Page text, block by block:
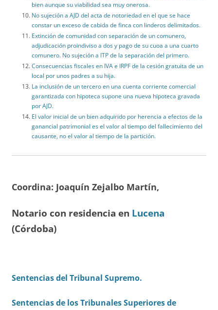
bien aunque su viabilidad sea muy onerosa.
No sujeción a AJD del acta de notoriedad en el que se hace
constar un exceso de cabida de finca con linderos delimitados.
Extinción de comunidad con separación de un comunero,
adjudicación proindiviso a dos y pago de su cuoa a una cuarto
comunero. No sujeción a ITP de la separación del primero.
Consecuencias fiscales en IVA e IRPF de la cesión gratuita de un
local por unos padres a su hija.
La inclusión de un tercero en una cuenta corriente comercial
garantizada con hipoteca supone una nueva hipoteca gravada
por AJD.
El valor inicial de un bien adquirido por herencia a efectos de la
ganancial patrimonial es el valor al tiempo del fallecimiento del
causante, no el valor al tiempo de la partición.
Coordina: Joaquín Zejalbo Martín,
Notario con residencia en Lucena
(Córdoba)
Sentencias del Tribunal Supremo.
Sentencias de los Tribunales Superiores de